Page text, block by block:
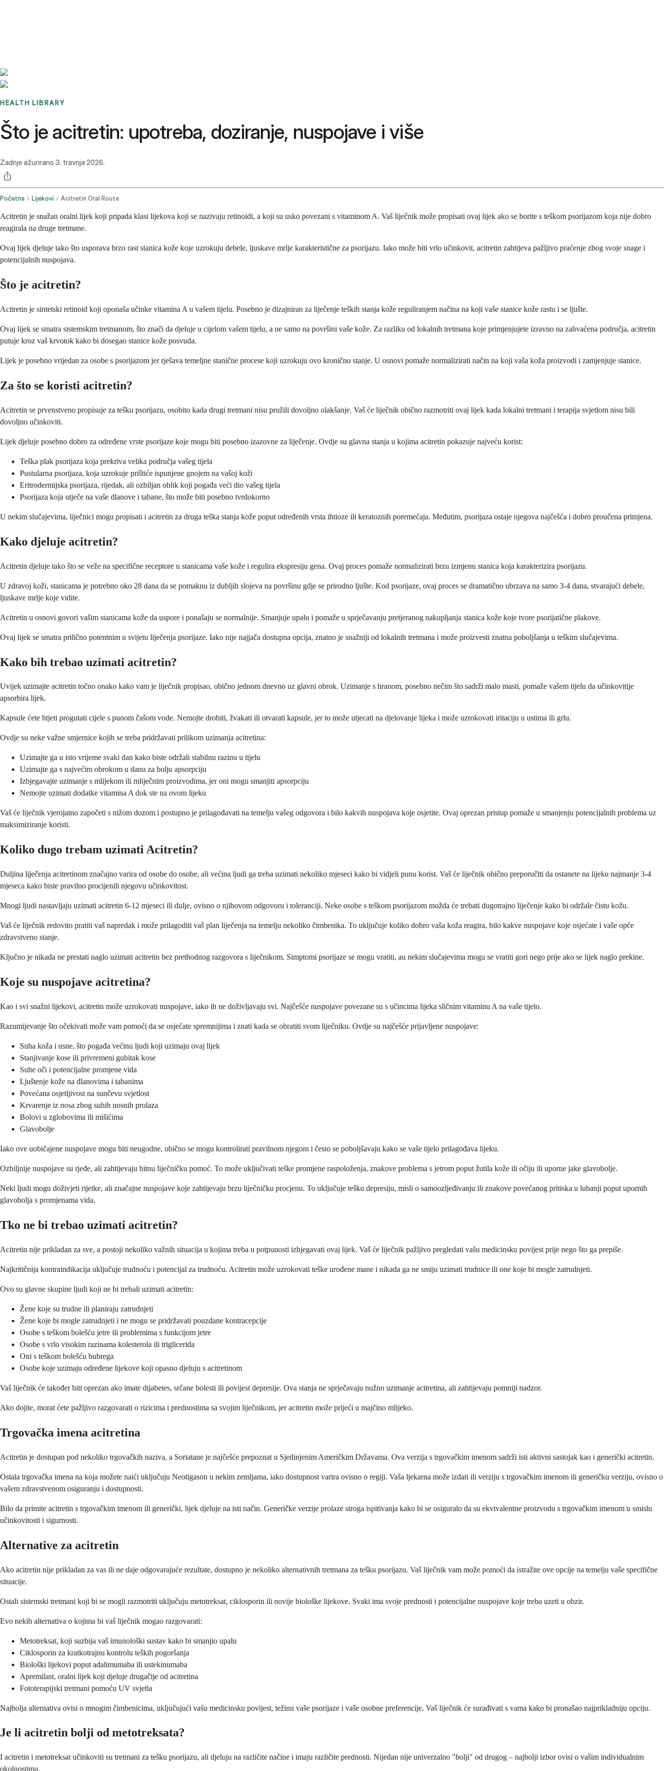
HEALTH LIBRARY
Što je acitretin: upotreba, doziranje, nuspojave i više
Zadnje ažurirano 3. travnja 2026.
Početna Lijekovi Acitretin Oral Route
Acitretin je snažan oralni lijek koji pripada klasi lijekova koji se nazivaju retinoidi, a koji su usko povezani s vitaminom A. Vaš liječnik može propisati ovaj lijek ako se borite s teškom psorijazom koja nije dobro
reagirala na druge tretmane.
Ovaj lijek djeluje tako što usporava brzo rast stanica kože koje uzrokuju debele, ljuskave mrlje karakteristične za psorijazu. Iako može biti vrlo učinkovit, acitretin zahtijeva pažljivo praćenje zbog svoje snage i
potencijalnih nuspojava.
Što je acitretin?
Acitretin je sintetski retinoid koji oponaša učinke vitamina A u vašem tijelu. Posebno je dizajniran za liječenje teških stanja kože reguliranjem načina na koji vaše stanice kože rastu i se ljušte.
Ovaj lijek se smatra sistemskim tretmanom, što znači da djeluje u cijelom vašem tijelu, a ne samo na površini vaše kože. Za razliku od lokalnih tretmana koje primjenjujete izravno na zahvaćena područja, acitretin
putuje kroz vaš krvotok kako bi dosegao stanice kože posvuda.
Lijek je posebno vrijedan za osobe s psorijazom jer rješava temeljne stanične procese koji uzrokuju ovo kronično stanje. U osnovi pomaže normalizirati način na koji vaša koža proizvodi i zamjenjuje stanice.
Za što se koristi acitretin?
Acitretin se prvenstveno propisuje za tešku psorijazu, osobito kada drugi tretmani nisu pružili dovoljno olakšanje. Vaš će liječnik obično razmotriti ovaj lijek kada lokalni tretmani i terapija svjetlom nisu bili
dovoljno učinkoviti.
Lijek djeluje posebno dobro za određene vrste psorijaze koje mogu biti posebno izazovne za liječenje. Ovdje su glavna stanja u kojima acitretin pokazuje najveću korist:
Teška plak psorijaza koja prekriva velika područja vašeg tijela
Pustularna psorijaza, koja uzrokuje prištiće ispunjene gnojem na vašoj koži
Eritrodermijska psorijaza, rijedak, ali ozbiljan oblik koji pogađa veći dio vašeg tijela
Psorijaza koja utječe na vaše dlanove i tabane, što može biti posebno tvrdokorno
U nekim slučajevima, liječnici mogu propisati i acitretin za druga teška stanja kože poput određenih vrsta ihtioze ili keratoznih poremećaja. Međutim, psorijaza ostaje njegova najčešća i dobro proučena primjena.
Kako djeluje acitretin?
Acitretin djeluje tako što se veže na specifične receptore u stanicama vaše kože i regulira ekspresiju gena. Ovaj proces pomaže normalizirati brzu izmjenu stanica koja karakterizira psorijazu.
U zdravoj koži, stanicama je potrebno oko 28 dana da se pomaknu iz dubljih slojeva na površinu gdje se prirodno ljušte. Kod psorijaze, ovaj proces se dramatično ubrzava na samo 3-4 dana, stvarajući debele,
ljuskave mrlje koje vidite.
Acitretin u osnovi govori vašim stanicama kože da uspore i ponašaju se normalnije. Smanjuje upalu i pomaže u sprječavanju pretjeranog nakupljanja stanica kože koje tvore psorijatične plakove.
Ovaj lijek se smatra prilično potentnim u svijetu liječenja psorijaze. Iako nije najjača dostupna opcija, znatno je snažniji od lokalnih tretmana i može proizvesti znatna poboljšanja u teškim slučajevima.
Kako bih trebao uzimati acitretin?
Uvijek uzimajte acitretin točno onako kako vam je liječnik propisao, obično jednom dnevno uz glavni obrok. Uzimanje s hranom, posebno nečim što sadrži malo masti, pomaže vašem tijelu da učinkovitije
apsorbira lijek.
Kapsule ćete htjeti progutati cijele s punom čašom vode. Nemojte drobiti, žvakati ili otvarati kapsule, jer to može utjecati na djelovanje lijeka i može uzrokovati iritaciju u ustima ili grlu.
Ovdje su neke važne smjernice kojih se treba pridržavati prilikom uzimanja acitretina:
Uzimajte ga u isto vrijeme svaki dan kako biste održali stabilnu razinu u tijelu
Uzimajte ga s najvećim obrokom u danu za bolju apsorpciju
Izbjegavajte uzimanje s mlijekom ili mliječnim proizvodima, jer oni mogu smanjiti apsorpciju
Nemojte uzimati dodatke vitamina A dok ste na ovom lijeku
Vaš će liječnik vjerojatno započeti s nižom dozom i postupno je prilagođavati na temelju vašeg odgovora i bilo kakvih nuspojava koje osjetite. Ovaj oprezan pristup pomaže u smanjenju potencijalnih problema uz
maksimiziranje koristi.
Koliko dugo trebam uzimati Acitretin?
Duljina liječenja acitretinom značajno varira od osobe do osobe, ali većina ljudi ga treba uzimati nekoliko mjeseci kako bi vidjeli punu korist. Vaš će liječnik obično preporučiti da ostanete na lijeku najmanje 3-4
mjeseca kako biste pravilno procijenili njegovu učinkovitost.
Mnogi ljudi nastavljaju uzimati acitretin 6-12 mjeseci ili dulje, ovisno o njihovom odgovoru i toleranciji. Neke osobe s teškom psorijazom možda će trebati dugotrajno liječenje kako bi održale čistu kožu.
Vaš će liječnik redovito pratiti vaš napredak i može prilagoditi vaš plan liječenja na temelju nekoliko čimbenika. To uključuje koliko dobro vaša koža reagira, bilo kakve nuspojave koje osjećate i vaše opće
zdravstveno stanje.
Ključno je nikada ne prestati naglo uzimati acitretin bez prethodnog razgovora s liječnikom. Simptomi psorijaze se mogu vratiti, au nekim slučajevima mogu se vratiti gori nego prije ako se lijek naglo prekine.
Koje su nuspojave acitretina?
Kao i svi snažni lijekovi, acitretin može uzrokovati nuspojave, iako ih ne doživljavaju svi. Najčešće nuspojave povezane su s učincima lijeka sličnim vitaminu A na vaše tijelo.
Razumijevanje što očekivati može vam pomoći da se osjećate spremnijima i znati kada se obratiti svom liječniku. Ovdje su najčešće prijavljene nuspojave:
Suha koža i usne, što pogađa većinu ljudi koji uzimaju ovaj lijek
Stanjivanje kose ili privremeni gubitak kose
Suhe oči i potencijalne promjene vida
Ljuštenje kože na dlanovima i tabanima
Povećana osjetljivost na sunčevu svjetlost
Krvarenje iz nosa zbog suhih nosnih prolaza
Bolovi u zglobovima ili mišićima
Glavobolje
Iako ove uobičajene nuspojave mogu biti neugodne, obično se mogu kontrolirati pravilnom njegom i često se poboljšavaju kako se vaše tijelo prilagođava lijeku.
Ozbiljnije nuspojave su rjeđe, ali zahtijevaju hitnu liječničku pomoć. To može uključivati ​​teške promjene raspoloženja, znakove problema s jetrom poput žutila kože ili očiju ili uporne jake glavobolje.
Neki ljudi mogu doživjeti rijetke, ali značajne nuspojave koje zahtijevaju brzu liječničku procjenu. To uključuje tešku depresiju, misli o samoozljeđivanju ili znakove povećanog pritiska u lubanji poput upornih
glavobolja s promjenama vida.
Tko ne bi trebao uzimati acitretin?
Acitretin nije prikladan za sve, a postoji nekoliko važnih situacija u kojima treba u potpunosti izbjegavati ovaj lijek. Vaš će liječnik pažljivo pregledati vašu medicinsku povijest prije nego što ga prepiše.
Najkritičnija kontraindikacija uključuje trudnoću i potencijal za trudnoću. Acitretin može uzrokovati teške urođene mane i nikada ga ne smiju uzimati trudnice ili one koje bi mogle zatrudnjeti.
Ovo su glavne skupine ljudi koji ne bi trebali uzimati acitretin:
Žene koje su trudne ili planiraju zatrudnjeti
Žene koje bi mogle zatrudnjeti i ne mogu se pridržavati pouzdane kontracepcije
Osobe s teškom bolešću jetre ili problemima s funkcijom jetre
Osobe s vrlo visokim razinama kolesterola ili triglicerida
Oni s teškom bolešću bubrega
Osobe koje uzimaju određene lijekove koji opasno djeluju s acitretinom
Vaš liječnik će također biti oprezan ako imate dijabetes, srčane bolesti ili povijest depresije. Ova stanja ne sprječavaju nužno uzimanje acitretina, ali zahtijevaju pomniji nadzor.
Ako dojite, morat ćete pažljivo razgovarati o rizicima i prednostima sa svojim liječnikom, jer acitretin može prijeći u majčino mlijeko.
Trgovačka imena acitretina
Acitretin je dostupan pod nekoliko trgovačkih naziva, a Soriatane je najčešće prepoznat u Sjedinjenim Američkim Državama. Ova verzija s trgovačkim imenom sadrži isti aktivni sastojak kao i generički acitretin.
Ostala trgovačka imena na koja možete naići uključuju Neotigason u nekim zemljama, iako dostupnost varira ovisno o regiji. Vaša ljekarna može izdati ili verziju s trgovačkim imenom ili generičku verziju, ovisno o
vašem zdravstvenom osiguranju i dostupnosti.
Bilo da primite acitretin s trgovačkim imenom ili generički, lijek djeluje na isti način. Generičke verzije prolaze stroga ispitivanja kako bi se osiguralo da su ekvivalentne proizvodu s trgovačkim imenom u smislu
učinkovitosti i sigurnosti.
Alternative za acitretin
Ako acitretin nije prikladan za vas ili ne daje odgovarajuće rezultate, dostupno je nekoliko alternativnih tretmana za tešku psorijazu. Vaš liječnik vam može pomoći da istražite ove opcije na temelju vaše specifične
situacije.
Ostali sistemski tretmani koji bi se mogli razmotriti uključuju metotreksat, ciklosporin ili novije biološke lijekove. Svaki ima svoje prednosti i potencijalne nuspojave koje treba uzeti u obzir.
Evo nekih alternativa o kojima bi vaš liječnik mogao razgovarati:
Metotreksat, koji suzbija vaš imunološki sustav kako bi smanjio upalu
Ciklosporin za kratkotrajnu kontrolu teških pogoršanja
Biološki lijekovi poput adalimumaba ili ustekinumaba
Apremilast, oralni lijek koji djeluje drugačije od acitretina
Fototerapijski tretmani pomoću UV svjetla
Najbolja alternativa ovisi o mnogim čimbenicima, uključujući vašu medicinsku povijest, težinu vaše psorijaze i vaše osobne preferencije. Vaš liječnik će surađivati s vama kako bi pronašao najprikladniju opciju.
Je li acitretin bolji od metotreksata?
I acitretin i metotreksat učinkoviti su tretmani za tešku psorijazu, ali djeluju na različite načine i imaju različite prednosti. Nijedan nije univerzalno "bolji" od drugog – najbolji izbor ovisi o vašim individualnim
okolnostima.